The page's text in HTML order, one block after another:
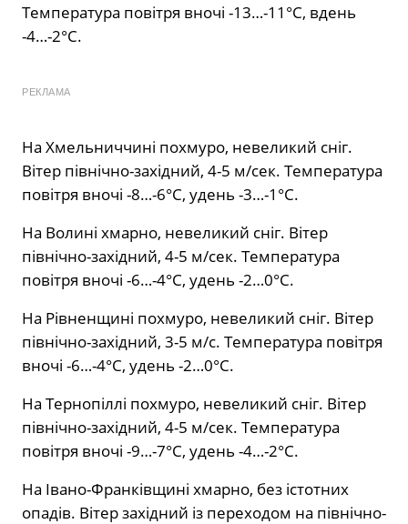
Температура повітря вночі -13…-11°С, вдень
-4…-2°С.
РЕКЛАМА
На Хмельниччині похмуро, невеликий сніг.
Вітер північно-західний, 4-5 м/сек. Температура
повітря вночі -8…-6°С, удень -3…-1°С.
На Волині хмарно, невеликий сніг. Вітер
північно-західний, 4-5 м/сек. Температура
повітря вночі -6…-4°С, удень -2…0°С.
На Рівненщині похмуро, невеликий сніг. Вітер
північно-західний, 3-5 м/с. Температура повітря
вночі -6…-4°С, удень -2…0°С.
На Тернопіллі похмуро, невеликий сніг. Вітер
північно-західний, 4-5 м/сек. Температура
повітря вночі -9…-7°С, удень -4…-2°С.
На Івано-Франківщині хмарно, без істотних
опадів. Вітер західний із переходом на північно-